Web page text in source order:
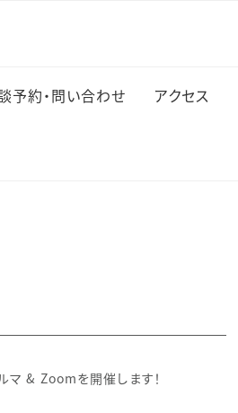
予約・問い合わせ アクセス
マ & Zoomを開催します！